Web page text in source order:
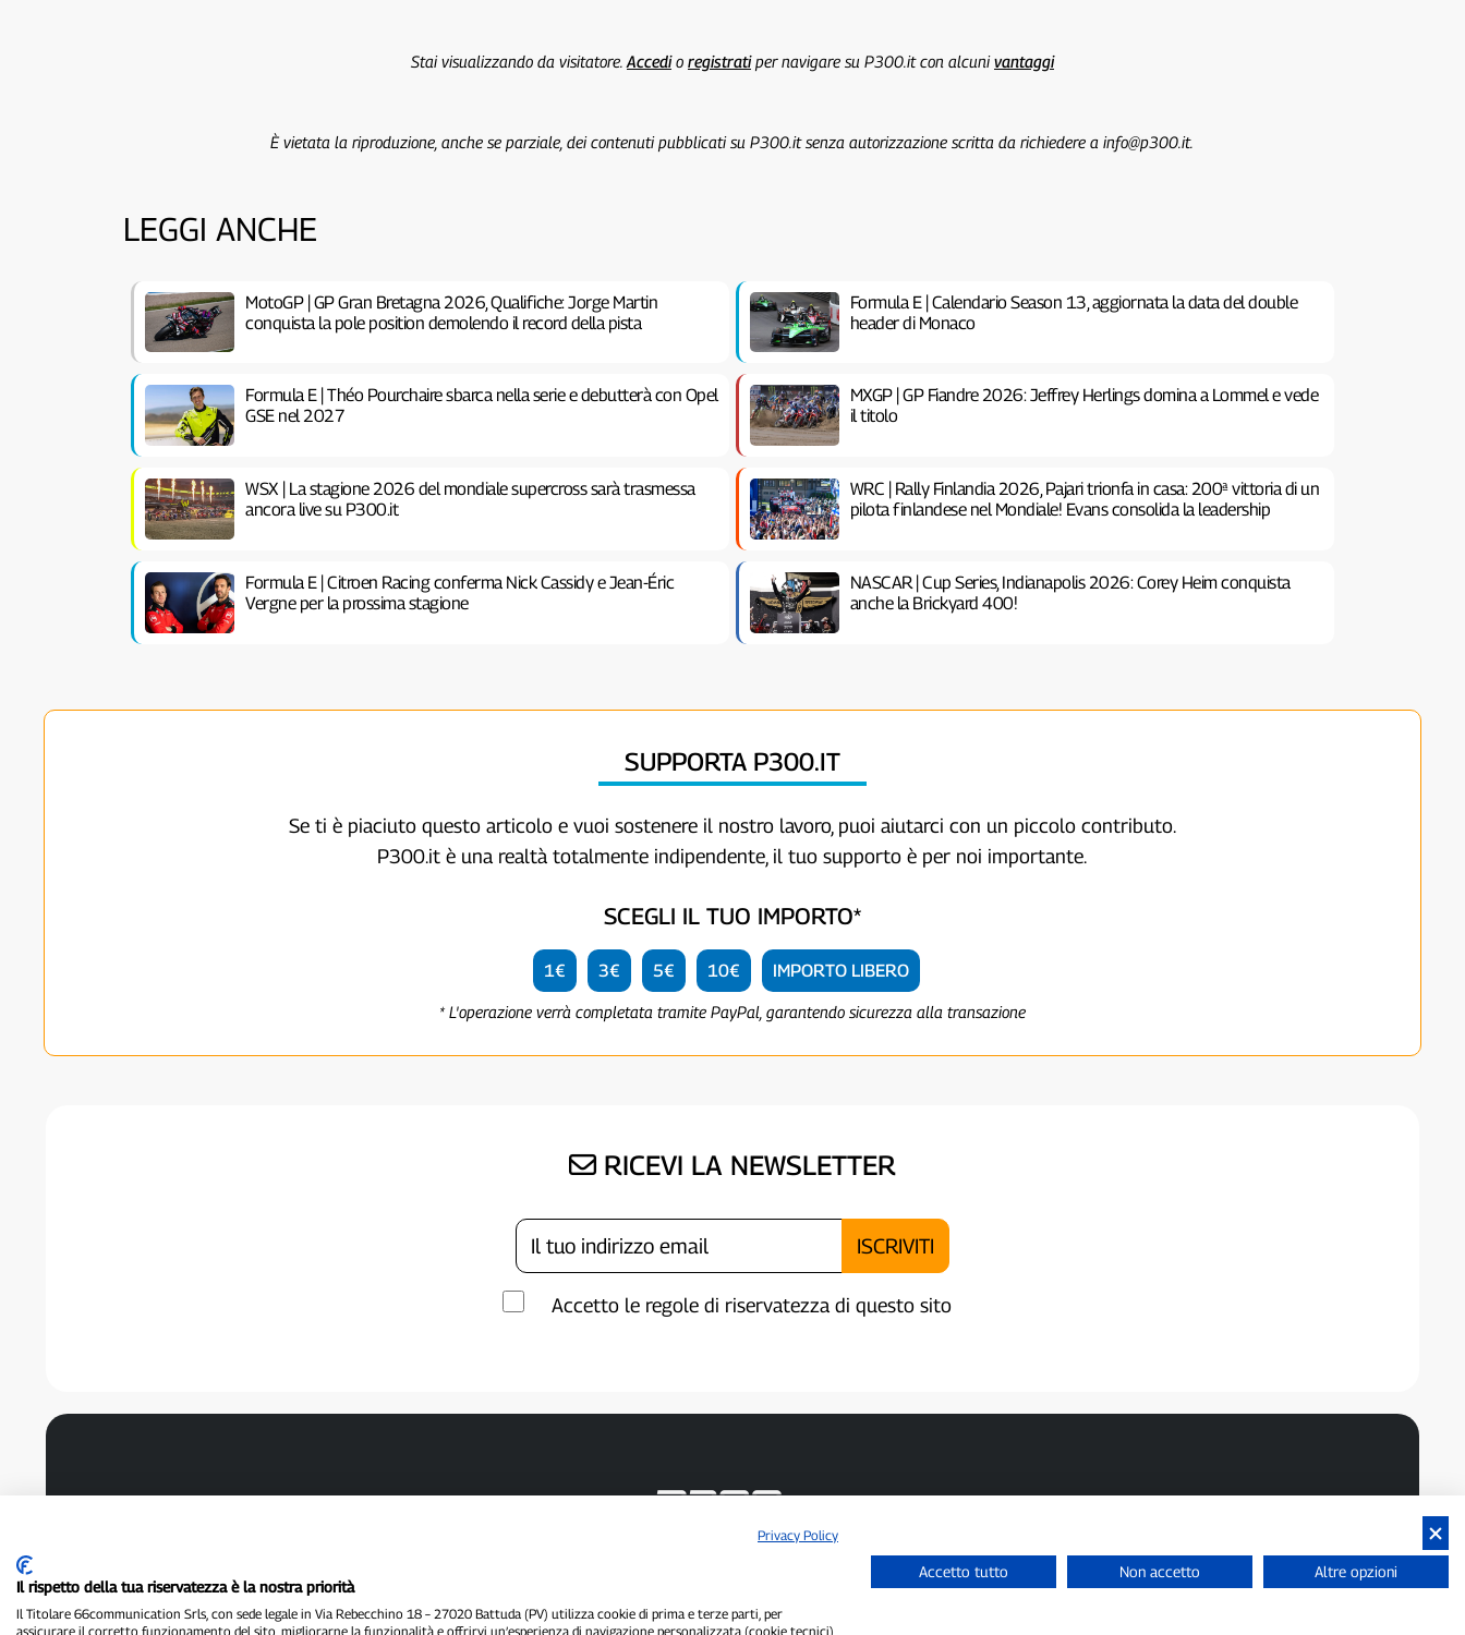
Stai visualizzando da visitatore. Accedio registratiper navigare su P300.it con alcunivantaggi
È vietata la riproduzione, anche se parziale, dei contenuti pubblicati su P300.it senza autorizzazione scritta da richiedere a info@p300.it.
LEGGI ANCHE
MotoGP | GP Gran Bretagna 2026, Qualifiche: Jorge Martin
conquista la pole position demolendo il record della pista
Formula E | Calendario Season 13, aggiornata la data del double
header di Monaco
Formula E | Théo Pourchaire sbarca nella serie e debutterà con Opel
GSE nel 2027
MXGP | GP Fiandre 2026: Jeffrey Herlings domina a Lommel e vede
il titolo
WSX | La stagione 2026 del mondiale supercross sarà trasmessa
ancora live su P300.it
WRC | Rally Finlandia 2026, Pajari trionfa in casa: 200ª vittoria di un
pilota finlandese nel Mondiale! Evans consolida la leadership
Formula E | Citroen Racing conferma Nick Cassidy e Jean-Éric
Vergne per la prossima stagione
NASCAR | Cup Series, Indianapolis 2026: Corey Heim conquista
anche la Brickyard 400!
SUPPORTA P300.IT
Se ti è piaciuto questo articolo e vuoi sostenere il nostro lavoro, puoi aiutarci con un piccolo contributo.
P300.it è una realtà totalmente indipendente, il tuo supporto è per noi importante.
SCEGLI IL TUO IMPORTO*
1€ 3€ 5€ 10€ IMPORTO LIBERO
* L'operazione verrà completata tramite PayPal, garantendo sicurezza alla transazione
RICEVI LA NEWSLETTER
Accetto le regole di riservatezza di questo sito
P300.it è una Testata Giornalistica indipendente
Registrazione numero 1/2021 del 1/2/2021 - Tribunale di Pavia
- P.IVA 02798890188
Direttore Responsabile:Alessandro Secchi- Vicedirettore:
Privacy Policy
Il rispetto della tua riservatezza è la nostra priorità
Il Titolare 66communication Srls, con sede legale in Via Rebecchino 18 – 27020 Battuda (PV) utilizza cookie di prima e terze parti, per
assicurare il corretto funzionamento del sito, migliorarne la funzionalità e offrirvi un’esperienza di navigazione personalizzata (cookie tecnici),
Accetto tutto Non accetto Altre opzioni